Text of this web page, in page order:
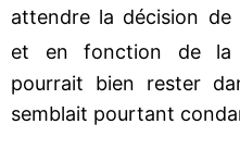
attendre la décision de
et en fonction de la
pourrait bien rester
semblait pourtant